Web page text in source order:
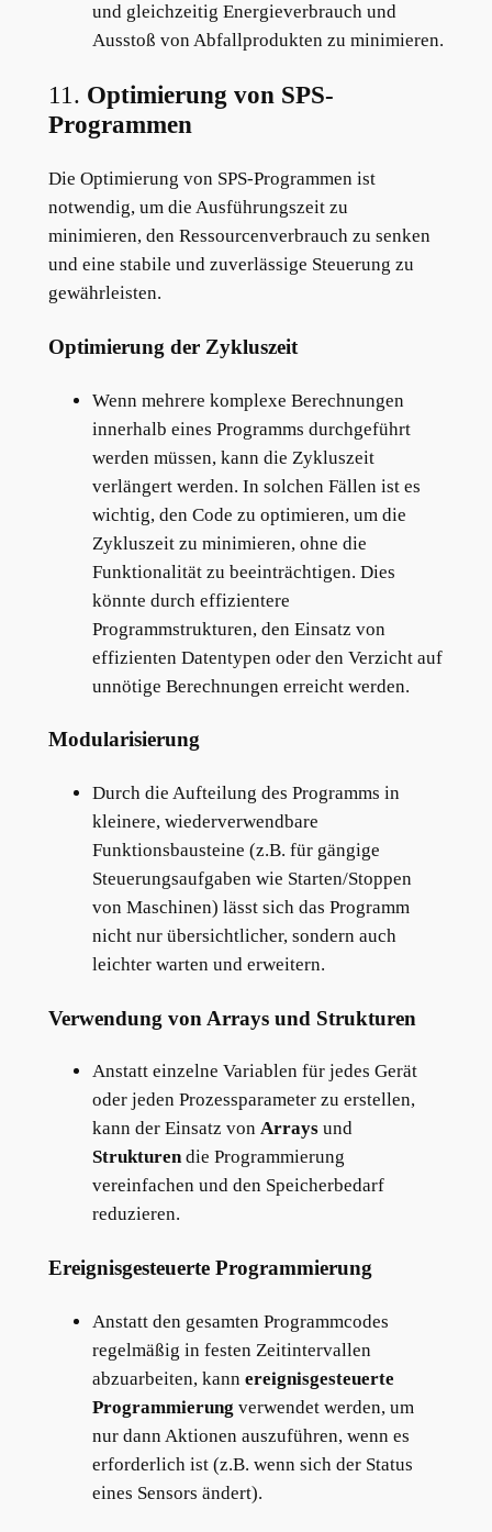
und gleichzeitig Energieverbrauch und
Ausstoß von Abfallprodukten zu minimieren.
11. Optimierung von SPS-
Programmen
Die Optimierung von SPS-Programmen ist
notwendig, um die Ausführungszeit zu
minimieren, den Ressourcenverbrauch zu senken
und eine stabile und zuverlässige Steuerung zu
gewährleisten.
Optimierung der Zykluszeit
Wenn mehrere komplexe Berechnungen
innerhalb eines Programms durchgeführt
werden müssen, kann die Zykluszeit
verlängert werden. In solchen Fällen ist es
wichtig, den Code zu optimieren, um die
Zykluszeit zu minimieren, ohne die
Funktionalität zu beeinträchtigen. Dies
könnte durch effizientere
Programmstrukturen, den Einsatz von
effizienten Datentypen oder den Verzicht auf
unnötige Berechnungen erreicht werden.
Modularisierung
Durch die Aufteilung des Programms in
kleinere, wiederverwendbare
Funktionsbausteine (z.B. für gängige
Steuerungsaufgaben wie Starten/Stoppen
von Maschinen) lässt sich das Programm
nicht nur übersichtlicher, sondern auch
leichter warten und erweitern.
Verwendung von Arrays und Strukturen
Anstatt einzelne Variablen für jedes Gerät
oder jeden Prozessparameter zu erstellen,
kann der Einsatz von Arraysund
Strukturendie Programmierung
vereinfachen und den Speicherbedarf
reduzieren.
Ereignisgesteuerte Programmierung
Anstatt den gesamten Programmcodes
regelmäßig in festen Zeitintervallen
abzuarbeiten, kann ereignisgesteuerte
Programmierung verwendet werden, um
nur dann Aktionen auszuführen, wenn es
erforderlich ist (z.B. wenn sich der Status
eines Sensors ändert).